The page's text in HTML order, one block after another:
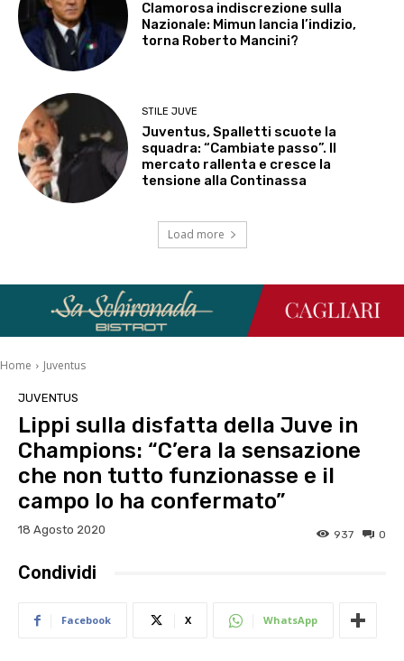
Clamorosa indiscrezione sulla
Nazionale: Mimun lancia l’indizio,
torna Roberto Mancini?
STILE JUVE
Juventus, Spalletti scuote la
squadra: “Cambiate passo”. Il
mercato rallenta e cresce la
tensione alla Continassa
Load more